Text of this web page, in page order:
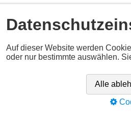
Deaktiviertes
Aktivieren Sie alle Cookies per Klick auf
https://app.cituro.com/booking-
Auf dieser Website werden
oder nur bestimmte auswählen.
Alle